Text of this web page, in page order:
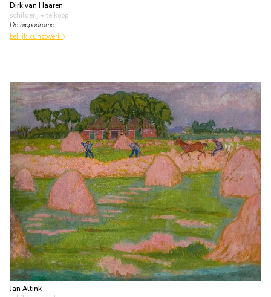
Dirk van Haaren
schilderij • te koop
De hippodrome
bekijk kunstwerk
Jan Altink